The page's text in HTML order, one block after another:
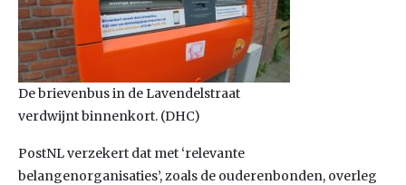
De brievenbus in de Lavendelstraat
verdwijnt binnenkort. (DHC)
PostNL verzekert dat met ‘relevante
belangenorganisaties’, zoals de ouderenbonden, overleg